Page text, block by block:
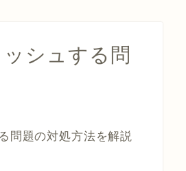
シュする問
問題の対処方法を解説